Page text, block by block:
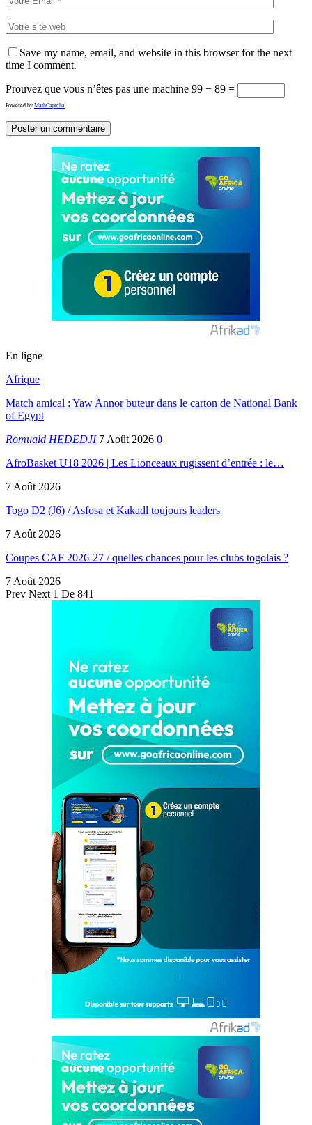
Save my name, email, and website in this browser for the next
time I comment.
Prouvez que vous n’êtes pas une machine 99 − 89 =
Powered by MathCaptcha
En ligne
Afrique
Match amical : Yaw Annor buteur dans le carton de National Bank
of Egypt
Romuald HEDEDJI 7 Août 2026 0
AfroBasket U18 2026 | Les Lionceaux rugissent d’entrée : le…
7 Août 2026
Togo D2 (J6) / Asfosa et Kakadl toujours leaders
7 Août 2026
Coupes CAF 2026-27 / quelles chances pour les clubs togolais ?
7 Août 2026
Prev Next 1 De 841